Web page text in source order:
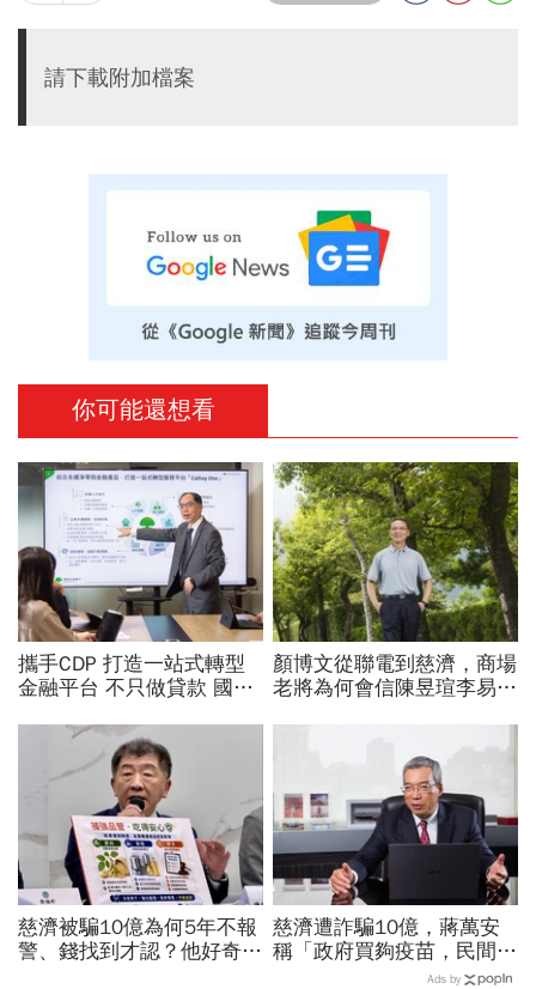
請下載附加檔案
你可能還想看
攜手CDP 打造一站式轉型
金融平台 不只做貸款 國泰
顏博文從聯電到慈濟，商場
老將為何會信陳昱瑄李易
慈濟被騙10億為何5年不報
警、錢找到才認？他好奇：
慈濟遭詐騙10億，蔣萬安
稱「政府買夠疫苗，民間就
不用採購」！謝金河：這句
Ads by